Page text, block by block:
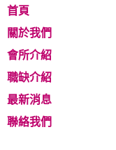
首頁
關於我們
會所介紹
職缺介紹
最新消息
聯絡我們